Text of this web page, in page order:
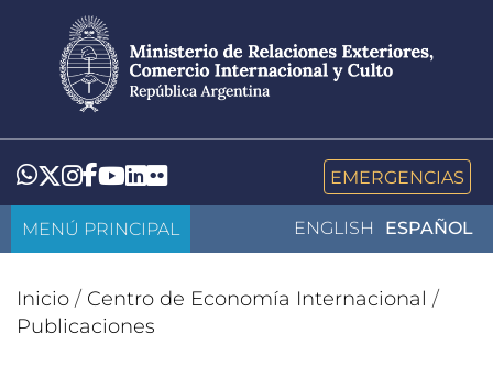
contenido
principal
Whatsapp
Twitter
Instagram
Facebook
YouTube
LinkedIn
Flickr EMERGENCIAS
ENGLISH ESPAÑOL
MENÚ PRINCIPAL
Inicio / Centro de Economía Internacional /
Publicaciones